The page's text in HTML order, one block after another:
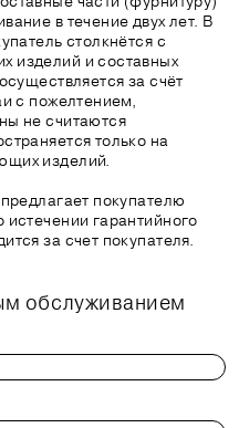
в течение двух лет. В
столкнётся с
изделий и составных
за счёт
с пожелтением,
не считаются
только на
изделий.
покупателю
гарантийного
за счет покупателя.
обслуживанием